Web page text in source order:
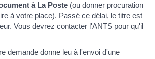
à La Poste (ou donner procuration
à votre place). Passé ce délai, le titre est
Vous devrez contacter l'ANTS pour qu'il
demande donne leu à l'envoi d'une